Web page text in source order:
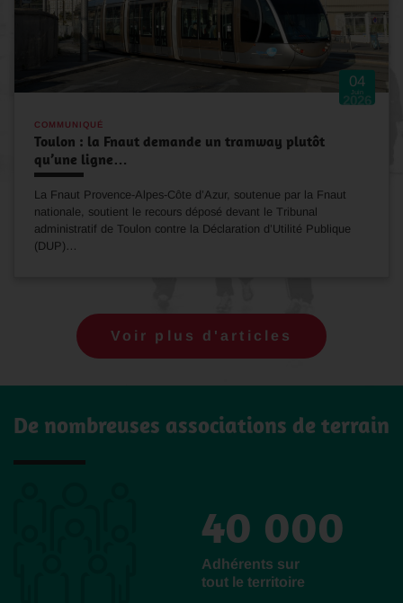
04
Juin
2026
COMMUNIQUÉ
Toulon : la Fnaut demande un tramway plutôt
qu’une ligne…
La Fnaut Provence-Alpes-Côte d’Azur, soutenue par la Fnaut
nationale, soutient le recours déposé devant le Tribunal
administratif de Toulon contre la Déclaration d’Utilité Publique
(DUP)…
Voir plus d'articles
De nombreuses associations de terrain
40 000
Adhérents sur
tout le territoire